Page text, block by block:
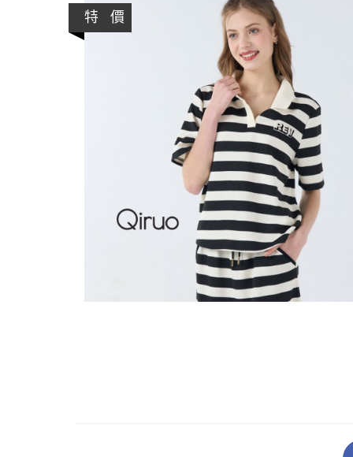
特 價